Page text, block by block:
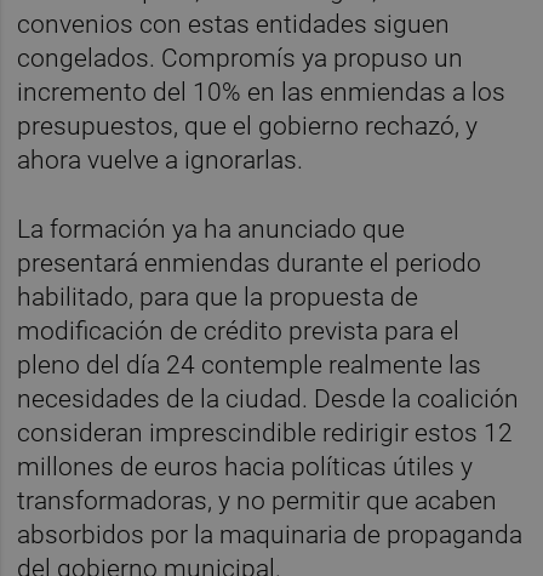
convenios con estas entidades siguen
congelados. Compromís ya propuso un
incremento del 10% en las enmiendas a los
presupuestos, que el gobierno rechazó, y
ahora vuelve a ignorarlas.
La formación ya ha anunciado que
presentará enmiendas durante el periodo
habilitado, para que la propuesta de
modificación de crédito prevista para el
pleno del día 24 contemple realmente las
necesidades de la ciudad. Desde la coalición
consideran imprescindible redirigir estos 12
millones de euros hacia políticas útiles y
transformadoras, y no permitir que acaben
absorbidos por la maquinaria de propaganda
del gobierno municipal.